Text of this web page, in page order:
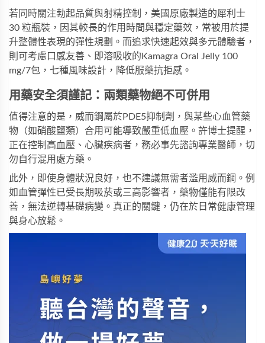
若同時關注勃起品質與射精控制，美國原廠製造的犀利士
30 粒瓶裝 ，因其較長的作用時間與穩定藥效，常被用於提
升整體性表現的彈性規劃。而追求快速起效與多元體驗者，
則可考慮口感友善、即溶吸收的 Kamagra Oral Jelly 100
mg/7包 ，七種風味設計，降低服藥抗拒感。
用藥安全須謹記：兩類藥物絕不可併用
值得注意的是，威而鋼屬於PDE5抑制劑，與某些心血管藥
物（如硝酸鹽類）合用可能導致嚴重低血壓。許博士提醒，
正在控制高血壓、心臟疾病者，務必事先諮詢專業醫師，切
勿自行混用處方藥。
此外，即使身體狀況良好，也不建議無需者濫用威而鋼。例
如血管彈性已受長期吸菸或三高影響者，藥物僅能有限改
善，無法逆轉基礎病變。真正的關鍵，仍在於日常健康管理
與身心放鬆。